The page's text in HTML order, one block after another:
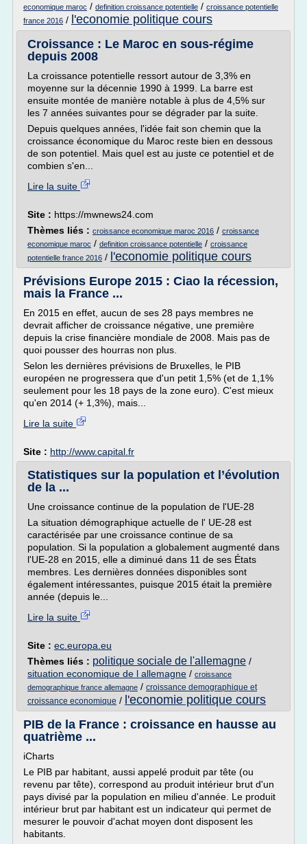
economique maroc / definition croissance potentielle / croissance potentielle
france 2016 / l'economie politique cours
Croissance : Le Maroc en sous-régime
depuis 2008
La croissance potentielle ressort autour de 3,3% en
moyenne sur la décennie 1990 à 1999. La barre est
ensuite montée de manière notable à plus de 4,5% sur
les 7 années suivantes pour se dégrader par la suite.
Depuis quelques années, l'idée fait son chemin que la
croissance économique du Maroc reste bien en dessous
de son potentiel. Mais quel est au juste ce potentiel et de
combien s'en...
Lire la suite
Site : https://mwnews24.com
Thèmes liés : croissance economique maroc 2016 / croissance
economique maroc / definition croissance potentielle / croissance
potentielle france 2016 / l'economie politique cours
Prévisions Europe 2015 : Ciao la récession,
mais la France ...
En 2015 en effet, aucun de ses 28 pays membres ne
devrait afficher de croissance négative, une première
depuis la crise financière mondiale de 2008. Mais pas de
quoi pousser des hourras non plus.
Selon les dernières prévisions de Bruxelles, le PIB
européen ne progressera que d'un petit 1,5% (et de 1,1%
seulement pour les 18 pays de la zone euro). C'est mieux
qu'en 2014 (+ 1,3%), mais...
Lire la suite
Site : http://www.capital.fr
Statistiques sur la population et l’évolution
de la ...
Une croissance continue de la population de l'UE-28
La situation démographique actuelle de l' UE-28 est
caractérisée par une croissance continue de sa
population. Si la population a globalement augmenté dans
l'UE-28 en 2015, elle a diminué dans 11 de ses États
membres. Les dernières données disponibles sont
également intéressantes, puisque 2015 était la première
année (depuis le...
Lire la suite
Site : ec.europa.eu
Thèmes liés : politique sociale de l'allemagne /
situation economique de l allemagne / croissance
demographique france allemagne / croissance demographique et
croissance economique / l'economie politique cours
PIB de la France : croissance en hausse au
quatrième ...
iCharts
Le PIB par habitant, aussi appelé produit par tête (ou
revenu par tête), correspond au produit intérieur brut d'un
pays divisé par la population en milieu d'année. Le produit
intérieur brut par habitant est un indicateur qui permet de
mesurer le pouvoir d'achat moyen dont disposent les
habitants.